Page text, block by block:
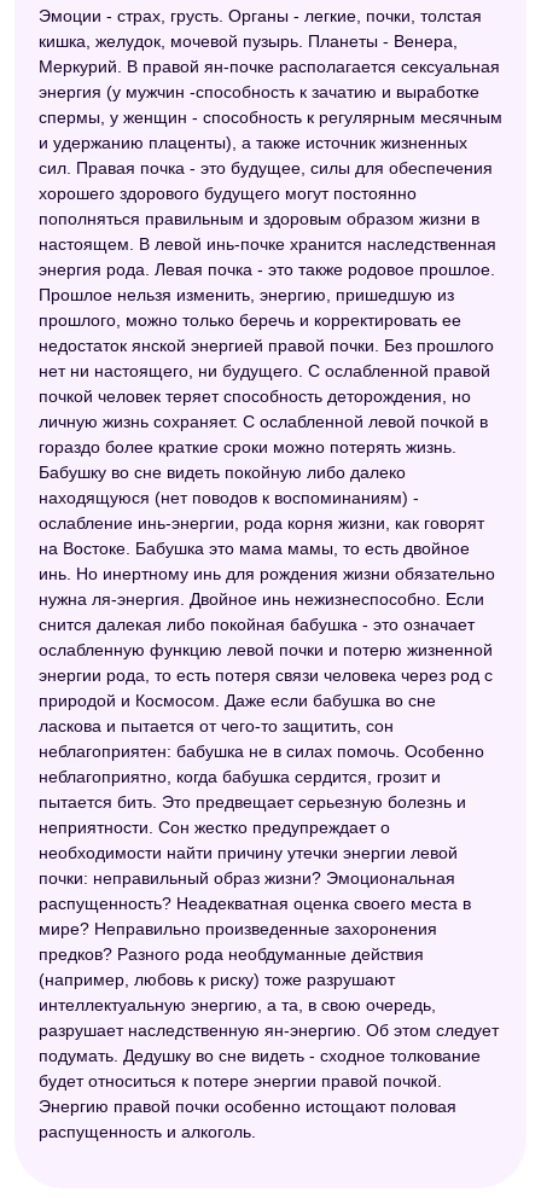
Психологический сонник
Современный сонник
Психотерапевтический сонник
Сонник для девочек
Большой сонник (Наталья Степанова)
Сонник символов
Сонник Миллера
Астрологический сонник
Универсальный сонник
Сонник Странника
Сонник толкование снов
Сонник для стервы
Сонник толкователь снов
Детский сонник
Дамский сонник
Сонник Кананита
Электронный сонник
Старинный сонник
Эмоции - страх, грусть. Органы - легкие, почки, толстая
кишка, желудок, мочевой пузырь. Планеты - Венера,
Меркурий. В правой ян-почке располагается сексуальная
энергия (у мужчин -способность к зачатию и выработке
спермы, у женщин - способность к регулярным месячным
и удержанию плаценты), а также источник жизненных
сил. Правая почка - это будущее, силы для обеспечения
хорошего здорового будущего могут постоянно
пополняться правильным и здоровым образом жизни в
настоящем. В левой инь-почке хранится наследственная
энергия рода. Левая почка - это также родовое прошлое.
Прошлое нельзя изменить, энергию, пришедшую из
прошлого, можно только беречь и корректировать ее
недостаток янской энергией правой почки. Без прошлого
нет ни настоящего, ни будущего. С ослабленной правой
почкой человек теряет способность деторождения, но
личную жизнь сохраняет. С ослабленной левой почкой в
гораздо более краткие сроки можно потерять жизнь.
Бабушку во сне видеть покойную либо далеко
находящуюся (нет поводов к воспоминаниям) -
ослабление инь-энергии, рода корня жизни, как говорят
на Востоке. Бабушка это мама мамы, то есть двойное
инь. Но инертному инь для рождения жизни обязательно
нужна ля-энергия. Двойное инь нежизнеспособно. Если
снится далекая либо покойная бабушка - это означает
ослабленную функцию левой почки и потерю жизненной
энергии рода, то есть потеря связи человека через род с
природой и Космосом. Даже если бабушка во сне
ласкова и пытается от чего-то защитить, сон
неблагоприятен: бабушка не в силах помочь. Особенно
неблагоприятно, когда бабушка сердится, грозит и
пытается бить. Это предвещает серьезную болезнь и
неприятности. Сон жестко предупреждает о
необходимости найти причину утечки энергии левой
почки: неправильный образ жизни? Эмоциональная
распущенность? Неадекватная оценка своего места в
мире? Неправильно произведенные захоронения
предков? Разного рода необдуманные действия
(например, любовь к риску) тоже разрушают
интеллектуальную энергию, а та, в свою очередь,
разрушает наследственную ян-энергию. Об этом следует
подумать. Дедушку во сне видеть - сходное толкование
будет относиться к потере энергии правой почкой.
Энергию правой почки особенно истощают половая
распущенность и алкоголь.